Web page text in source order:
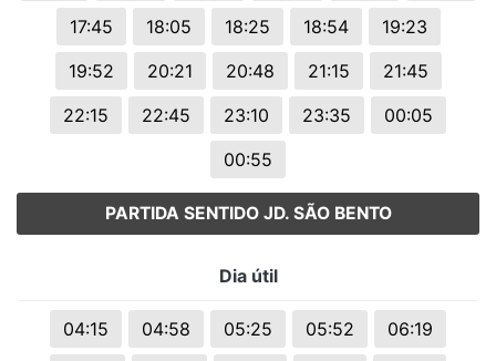
17:45 18:05 18:25 18:54
19:23
19:52
20:21 20:48 21:15
21:45
22:15
22:45 23:10 23:35
00:05
00:55
PARTIDA SENTIDO JD. SÃO BENTO
Dia útil
04:15 04:58 05:25 05:52
06:19